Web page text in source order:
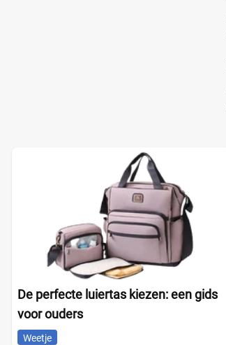
De perfecte luiertas kiezen: een gids
voor ouders
Weetje